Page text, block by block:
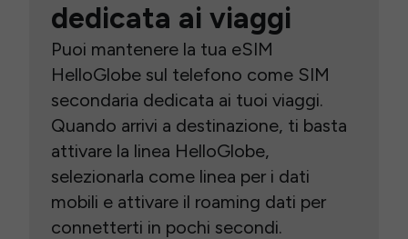
dedicata ai viaggi
Puoi mantenere la tua eSIM
HelloGlobe sul telefono come SIM
secondaria dedicata ai tuoi viaggi.
Quando arrivi a destinazione, ti basta
attivare la linea HelloGlobe,
selezionarla come linea per i dati
mobili e attivare il roaming dati per
connetterti in pochi secondi.